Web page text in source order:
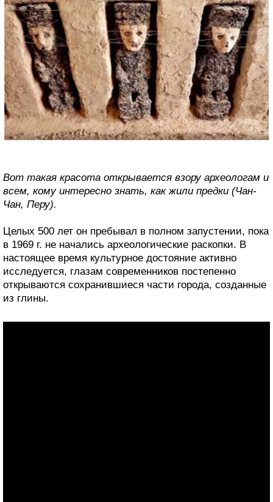
Вот такая красота открывается взору археологам и
всем, кому интересно знать, как жили предки (Чан-
Чан, Перу).
Целых 500 лет он пребывал в полном запустении, пока
в 1969 г. не начались археологические раскопки. В
настоящее время культурное достояние активно
исследуется, глазам современников постепенно
открываются сохранившиеся части города, созданные
из глины.